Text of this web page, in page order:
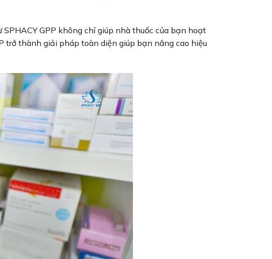
GPP không chỉ giúp nhà thuốc của bạn hoạt
trở thành giải pháp toàn diện giúp bạn nâng cao hiệu